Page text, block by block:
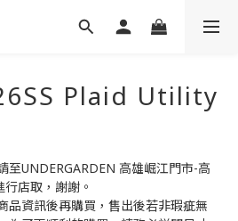
Plaid Utility
至UNDERGARDEN 高雄崛江門市-高
店取，謝謝。
品資訊後再購買，售出後若非瑕疵無